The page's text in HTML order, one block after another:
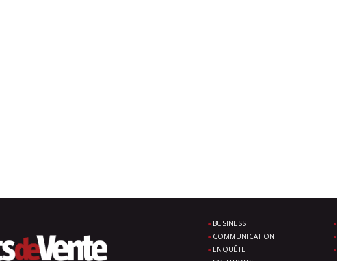
BUSINESS
COMMUNICATION
ENQUÊTE